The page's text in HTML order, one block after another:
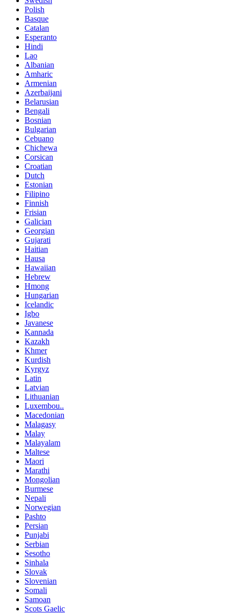
Polish
Basque
Catalan
Esperanto
Hindi
Lao
Albanian
Amharic
Armenian
Azerbaijani
Belarusian
Bengali
Bosnian
Bulgarian
Cebuano
Chichewa
Corsican
Croatian
Dutch
Estonian
Filipino
Finnish
Frisian
Galician
Georgian
Gujarati
Haitian
Hausa
Hawaiian
Hebrew
Hmong
Hungarian
Icelandic
Igbo
Javanese
Kannada
Kazakh
Khmer
Kurdish
Kyrgyz
Latin
Latvian
Lithuanian
Luxembou..
Macedonian
Malagasy
Malay
Malayalam
Maltese
Maori
Marathi
Mongolian
Burmese
Nepali
Norwegian
Pashto
Persian
Punjabi
Serbian
Sesotho
Sinhala
Slovak
Slovenian
Somali
Samoan
Scots Gaelic